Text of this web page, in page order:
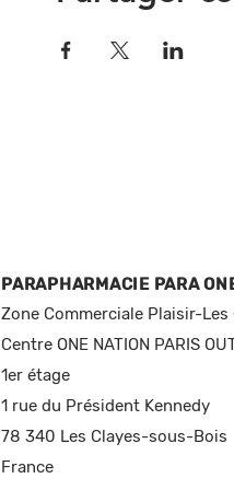
PARAPHARMACIE PARA
Zone Commerciale Plaisir-Les
Centre ONE NATION PARIS
1er étage
1 rue du Président Kennedy
78 340 Les Clayes-sous-Bois
France